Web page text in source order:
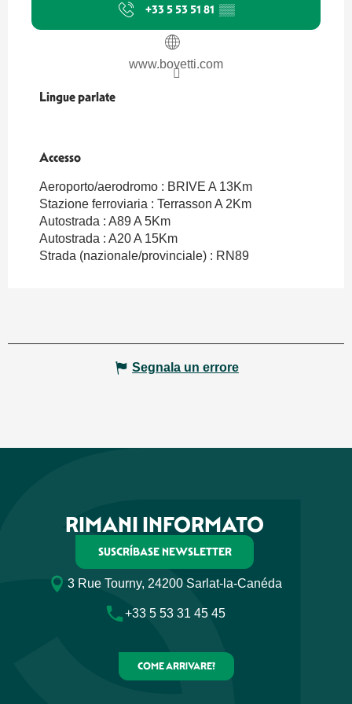
+33 5 53 51 81 ▒▒
www.bovetti.com
Lingue parlate
Lingue parlate
Accesso
Accesso
Aeroporto/aerodromo : BRIVE A 13Km
Stazione ferroviaria : Terrasson A 2Km
Autostrada : A89 A 5Km
Autostrada : A20 A 15Km
Strada (nazionale/provinciale) : RN89
Segnala un errore
RIMANI INFORMATO
SUSCRÍBASE NEWSLETTER
3 Rue Tourny, 24200 Sarlat-la-Canéda
+33 5 53 31 45 45
COME ARRIVARE?